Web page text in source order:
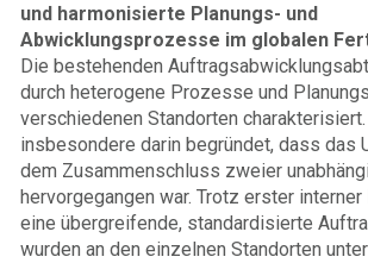
und harmonisierte Planungs- und
Abwicklungsprozesse im globalen
Die bestehenden
durch heterogene Prozesse und
verschiedenen Standorten
insbesondere darin begründet, dass das
dem Zusammenschluss zweier
hervorgegangen war. Trotz erster
eine übergreifende, standardisierte
wurden an den einzelnen Standorten